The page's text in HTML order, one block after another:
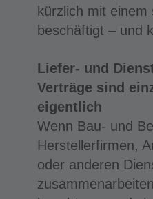
kürzlich mit einem
beschäftigt – und
Liefer- und
Verträge sind
eigentlich
Wenn Bau- und
Herstellerfirmen,
oder anderen